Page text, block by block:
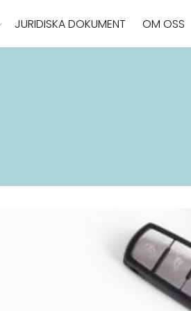
JURIDISKA DOKUMENT OM OSS